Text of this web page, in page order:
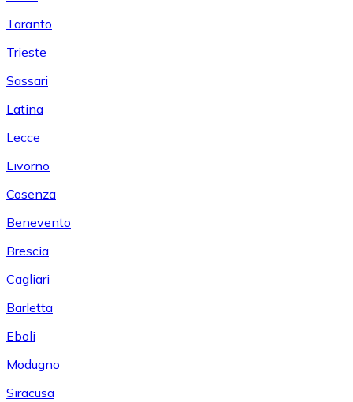
Taranto
Trieste
Sassari
Latina
Lecce
Livorno
Cosenza
Benevento
Brescia
Cagliari
Barletta
Eboli
Modugno
Siracusa